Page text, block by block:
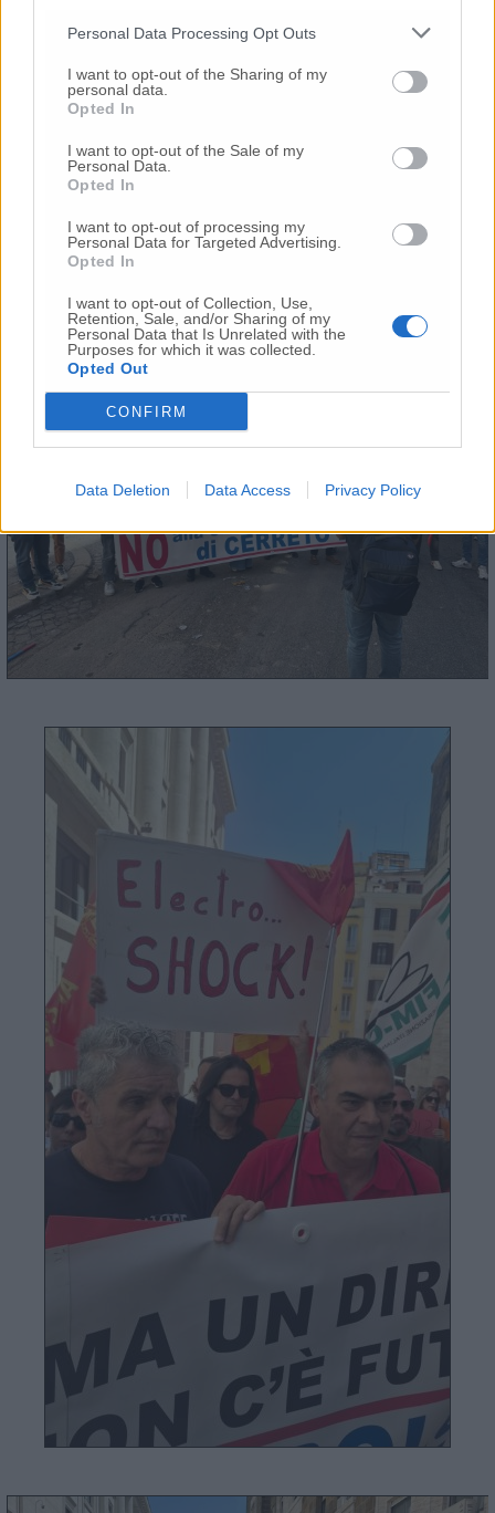
Personal Data Processing Opt Outs
I want to opt-out of the Sharing of my
personal data.
Opted In
I want to opt-out of the Sale of my
Personal Data.
Opted In
I want to opt-out of processing my
Personal Data for Targeted Advertising.
Opted In
I want to opt-out of Collection, Use,
Retention, Sale, and/or Sharing of my
Personal Data that Is Unrelated with the
Purposes for which it was collected.
Opted Out
CONFIRM
Data Deletion Data Access Privacy Policy